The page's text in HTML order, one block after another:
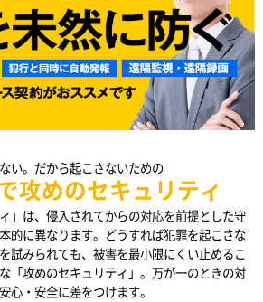
い。だから起こさないための
攻めのセキュリティ
」は、侵入されてからの対応を前提とした守
的に異なります。どうすれば犯罪を起こさな
試みられても、被害を最小限にくい止めるこ
「攻めのセキュリティ」。万が一のときの対
心・安全に差をつけます。